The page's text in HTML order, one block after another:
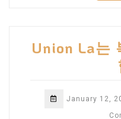
Union La는
January 12,